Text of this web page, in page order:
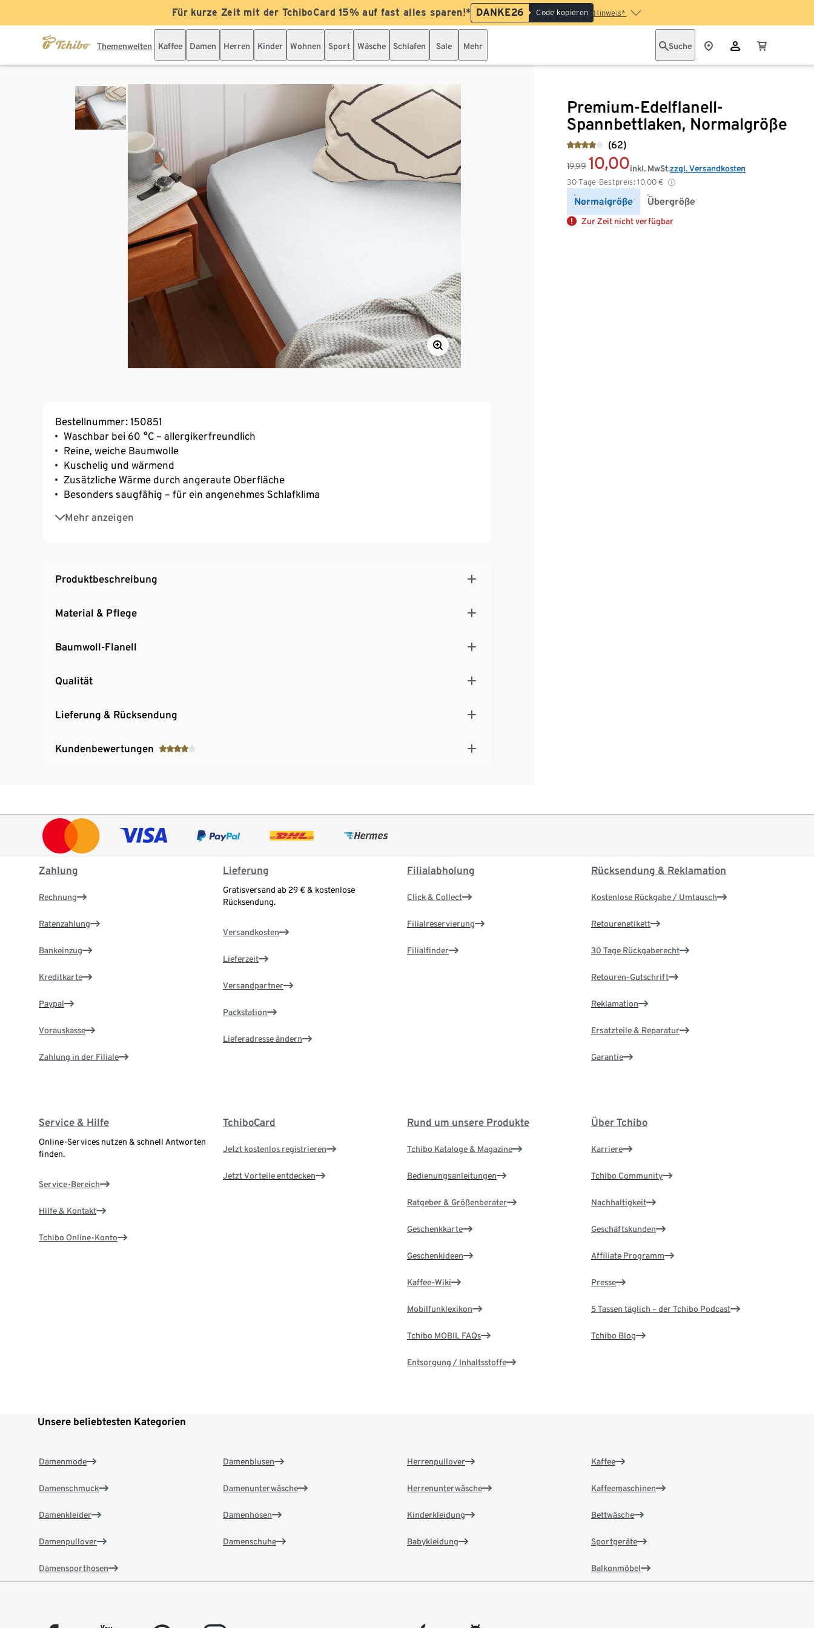
Für kurze Zeit mit der TchiboCard 15% auf fast alles sparen!* DANKE26 Code kopieren Hinweis*
Themenwelten Kaffee Damen Herren Kinder Wohnen Sport Wäsche Schlafen Sale Mehr Suche
Premium-Edelflanell-
Spannbettlaken, Normalgröße
(62)
19,99 10,00
30-Tage-Bestpreis: 10,00 €
inkl. MwSt.zzgl. Versandkosten
Normalgröße Übergröße
Zur Zeit nicht verfügbar
Bestellnummer: 150851
Waschbar bei 60 °C – allergikerfreundlich
Reine, weiche Baumwolle
Kuschelig und wärmend
Zusätzliche Wärme durch angeraute Oberfläche
Besonders saugfähig – für ein angenehmes Schlafklima
Mehr anzeigen
Einfaches Beziehen und faltenfreier Sitz durch Gummizug an Kopf- und Fußende
Geeignet für Matratzen mit einer Höhe von bis zu 25 cm
Produktbeschreibung
Material & Pflege
Baumwoll-Flanell
Qualität
Lieferung & Rücksendung
Kundenbewertungen
Zahlung
Rechnung
Ratenzahlung
Bankeinzug
Kreditkarte
Paypal
Vorauskasse
Zahlung in der Filiale
Lieferung
Gratisversand ab 29 € & kostenlose
Rücksendung.
Versandkosten
Lieferzeit
Versandpartner
Packstation
Lieferadresse ändern
Filialabholung
Click & Collect
Filialreservierung
Filialfinder
Rücksendung & Reklamation
Kostenlose Rückgabe / Umtausch
Retourenetikett
30 Tage Rückgaberecht
Retouren-Gutschrift
Reklamation
Ersatzteile & Reparatur
Garantie
Service & Hilfe
Online-Services nutzen & schnell Antworten
finden.
Service-Bereich
Hilfe & Kontakt
Tchibo Online-Konto
TchiboCard
Jetzt kostenlos registrieren
Jetzt Vorteile entdecken
Rund um unsere Produkte
Tchibo Kataloge & Magazine
Bedienungsanleitungen
Ratgeber & Größenberater
Geschenkkarte
Geschenkideen
Kaffee-Wiki
Mobilfunklexikon
Tchibo MOBIL FAQs
Entsorgung / Inhaltsstoffe
Über Tchibo
Karriere
Tchibo Community
Nachhaltigkeit
Geschäftskunden
Affiliate Programm
Presse
5 Tassen täglich – der Tchibo Podcast
Tchibo Blog
Unsere beliebtesten Kategorien
Damenmode
Damenschmuck
Damenkleider
Damenpullover
Damensporthosen
Damenblusen
Damenunterwäsche
Damenhosen
Damenschuhe
Herrenpullover
Herrenunterwäsche
Kinderkleidung
Babykleidung
Kaffee
Kaffeemaschinen
Bettwäsche
Sportgeräte
Balkonmöbel